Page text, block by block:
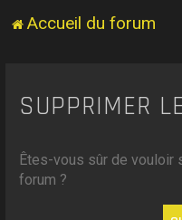
Accueil du forum
SUPPRIMER
Êtes-vous sûr de
forum ?